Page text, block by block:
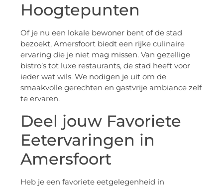
Hoogtepunten
Of je nu een lokale bewoner bent of de stad
bezoekt, Amersfoort biedt een rijke culinaire
ervaring die je niet mag missen. Van gezellige
bistro’s tot luxe restaurants, de stad heeft voor
ieder wat wils. We nodigen je uit om de
smaakvolle gerechten en gastvrije ambiance zelf
te ervaren.
Deel jouw Favoriete
Eetervaringen in
Amersfoort
Heb je een favoriete eetgelegenheid in